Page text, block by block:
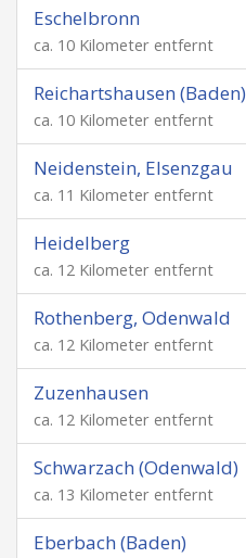
Eschelbronn
ca. 10 Kilometer entfernt
Reichartshausen (Baden)
ca. 10 Kilometer entfernt
Neidenstein, Elsenzgau
ca. 11 Kilometer entfernt
Heidelberg
ca. 12 Kilometer entfernt
Rothenberg, Odenwald
ca. 12 Kilometer entfernt
Zuzenhausen
ca. 12 Kilometer entfernt
Schwarzach (Odenwald)
ca. 13 Kilometer entfernt
Eberbach (Baden)